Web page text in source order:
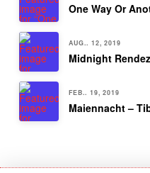
One Way Or
AUG.. 12, 2019
Midnight
FEB.. 19, 2019
Maiennacht –